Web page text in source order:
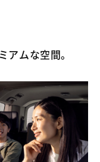
アムな空間。